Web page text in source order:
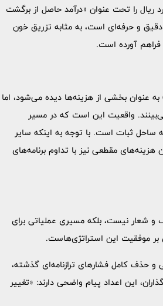
مؤسسه با اتخاذ تدابیر اصلاحی، موفق شد مبلغ 77 هزار و 884 میلیارد ریال را تحت عنوان «درآمد حاصل از برگشت
دقیق و حرفه‌ای است، به مثابه تزریق خون
آورده است.
ناشی از اضافه برداشت (52 هزار میلیارد ریال) به عنوان بخشی از هزینه‌ها دیده می‌شود، اما
واقعیت این است که در مسیر
ساحل ثبات است. با توجه به اینکه سایر
مقطعی نیز با تداوم برنامه‌های
اصلاحی‌اش، حرف و شعار نیست، بلکه مسیری عملیاتی برای
حذف کامل فشارهای ترازنامه‌ای گذشته،
این اعداد پیام واضحی دارند: «تغییر